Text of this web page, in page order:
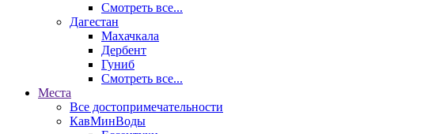
Смотреть все...
Дагестан
Махачкала
Дербент
Гуниб
Смотреть все...
Места
Все достопримечательности
КавМинВоды